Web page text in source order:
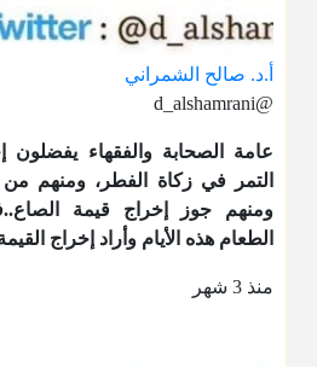
أ.د. صالح الشمراني
@d_alshamrani
عامة الصحابة والفقهاء
التمر في زكاة الفطر، ومنهم
ومنهم جوز إخراج قيمة
الطعام هذه الأيام وأراد إخراج
منذ 3 شهر